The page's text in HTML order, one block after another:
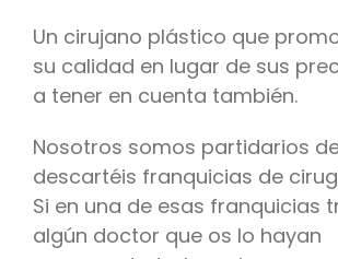
Un cirujano plástico que
su calidad en lugar de sus
a tener en cuenta también.
Nosotros somos partidarios
descartéis franquicias de
Si en una de esas franquicias
algún doctor que os lo hayan